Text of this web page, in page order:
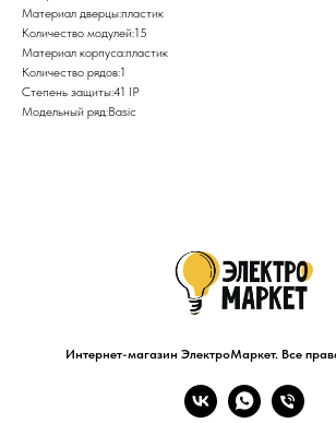
Материал дверцы:пластик
Количество модулей:15
Материал корпуса:пластик
Количество рядов:1
Степень защиты:41 IP
Модельный ряд:Basic
Интернет-магазин ЭлектроМаркет. Все